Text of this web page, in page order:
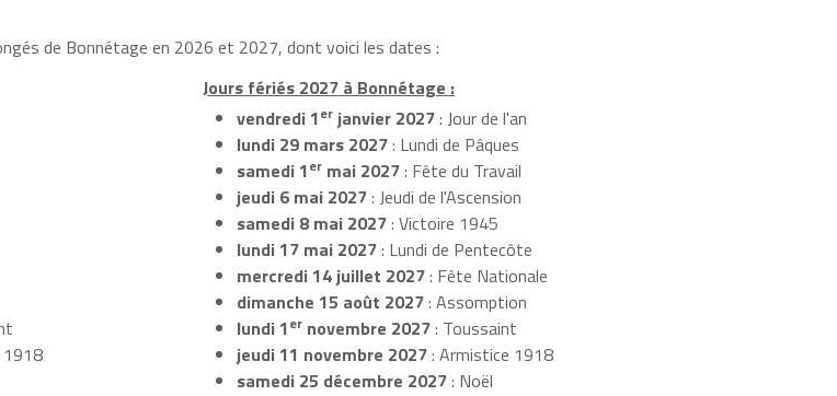
de Bonnétage en 2026 et 2027, dont voici les dates :
Jours fériés 2027 à Bonnétage :
vendredi 1erjanvier 2027: Jour de l'an
lundi 29 mars 2027: Lundi de Pâques
samedi 1ermai 2027: Fête du Travail
jeudi 6 mai 2027: Jeudi de l'Ascension
samedi 8 mai 2027: Victoire 1945
lundi 17 mai 2027: Lundi de Pentecôte
mercredi 14 juillet 2027: Fête Nationale
dimanche 15 août 2027: Assomption
lundi 1ernovembre 2027: Toussaint
jeudi 11 novembre 2027: Armistice 1918
samedi 25 décembre 2027: Noël